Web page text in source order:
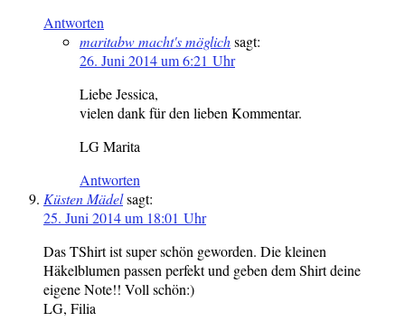
Antworten
maritabw macht's möglichsagt:
26. Juni 2014 um 6:21 Uhr
Liebe Jessica,
vielen dank für den lieben Kommentar.
LG Marita
Antworten
Küsten Mädelsagt:
25. Juni 2014 um 18:01 Uhr
Das TShirt ist super schön geworden. Die kleinen
Häkelblumen passen perfekt und geben dem Shirt deine
eigene Note!! Voll schön:)
LG, Filia